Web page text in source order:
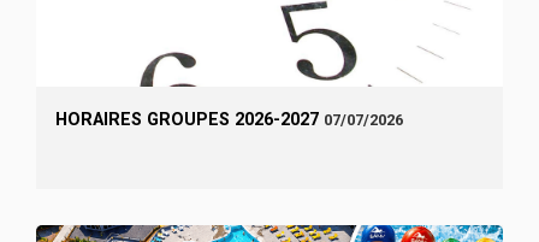
HORAIRES GROUPES 2026-2027 07/07/2026